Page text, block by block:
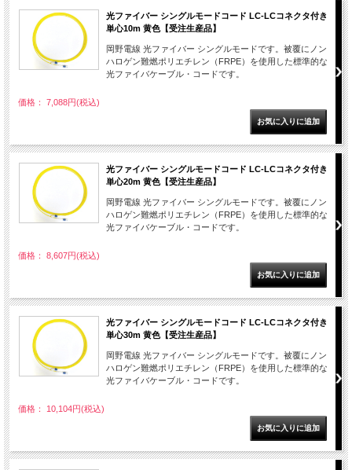
光ファイバー シングルモードコード LC-LCコネクタ付き
単心10m 黄色【受注生産品】
岡野電線 光ファイバー シングルモードです。被覆にノン
ハロゲン難燃ポリエチレン（FRPE）を使用した標準的な
光ファイバケーブル・コードです。
価格： 7,088円(税込)
光ファイバー シングルモードコード LC-LCコネクタ付き
単心20m 黄色【受注生産品】
岡野電線 光ファイバー シングルモードです。被覆にノン
ハロゲン難燃ポリエチレン（FRPE）を使用した標準的な
光ファイバケーブル・コードです。
価格： 8,607円(税込)
光ファイバー シングルモードコード LC-LCコネクタ付き
単心30m 黄色【受注生産品】
岡野電線 光ファイバー シングルモードです。被覆にノン
ハロゲン難燃ポリエチレン（FRPE）を使用した標準的な
光ファイバケーブル・コードです。
価格： 10,104円(税込)